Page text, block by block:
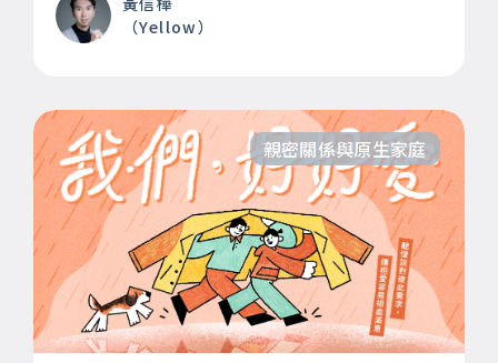
（Yellow）
親密關係與原生家庭